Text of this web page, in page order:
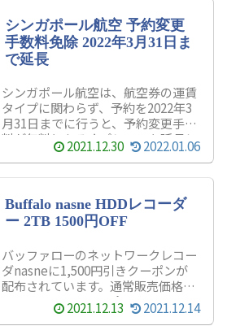
ですので、是非購入を検討してみて
ください。
シンガポール航空 予約変更
手数料免除 2022年3月31日ま
で延長
シンガポール航空は、航空券の運賃
タイプに関わらず、予約を2022年3
月31日までに行うと、予約変更手数
料が無料となるオプションを延長し
ました。2022年の3月31日まで、回
数の上限なく同手数料が免除されま
能性があっても、安心して予約する
ことができます。
2021.12.30 2022.01.06
Buffalo nasne HDDレコーダ
ー 2TB 1500円OFF
バッファローのネットワークレコー
ダnasneに1,500円引きクーポンが
配布されています。通常販売価格
29,800円のところ、今なら2万8,300
円で購入できます。
2021.12.13 2021.12.14